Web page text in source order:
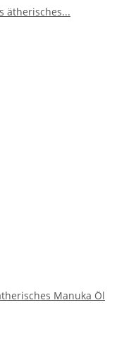
Manuka Öl